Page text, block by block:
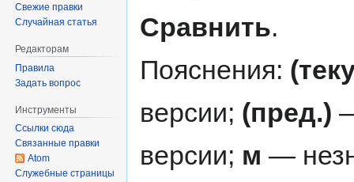
Сравнить.
Пояснения:
версии; (пред.)
версии; м —
Свежие правки
Случайная статья
Редакторам
Правила
Задать вопрос
Инструменты
Ссылки сюда
Связанные правки
Atom
Служебные страницы